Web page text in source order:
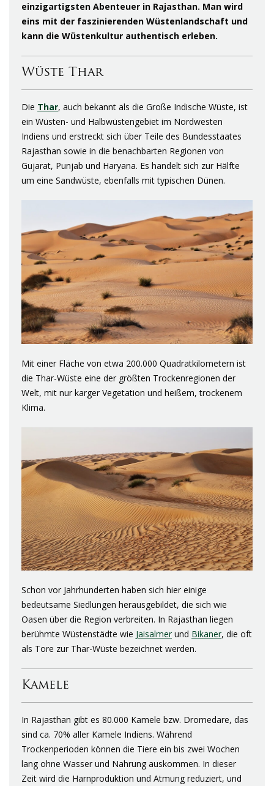
einzigartigsten Abenteuer in Rajasthan. Man wird
eins mit der faszinierenden Wüstenlandschaft und
kann die Wüstenkultur authentisch erleben.
Wüste Thar
Die Thar, auch bekannt als die Große Indische Wüste, ist
ein Wüsten- und Halbwüstengebiet im Nordwesten
Indiens und erstreckt sich über Teile des Bundesstaates
Rajasthan sowie in die benachbarten Regionen von
Gujarat, Punjab und Haryana. Es handelt sich zur Hälfte
um eine Sandwüste, ebenfalls mit typischen Dünen.
Mit einer Fläche von etwa 200.000 Quadratkilometern ist
die Thar-Wüste eine der größten Trockenregionen der
Welt, mit nur karger Vegetation und heißem, trockenem
Klima.
Schon vor Jahrhunderten haben sich hier einige
bedeutsame Siedlungen herausgebildet, die sich wie
Oasen über die Region verbreiten. In Rajasthan liegen
berühmte Wüstenstädte wie Jaisalmer und Bikaner, die oft
als Tore zur Thar-Wüste bezeichnet werden.
Kamele
In Rajasthan gibt es 80.000 Kamele bzw. Dromedare, das
sind ca. 70% aller Kamele Indiens. Während
Trockenperioden können die Tiere ein bis zwei Wochen
lang ohne Wasser und Nahrung auskommen. In dieser
Zeit wird die Harnproduktion und Atmung reduziert, und